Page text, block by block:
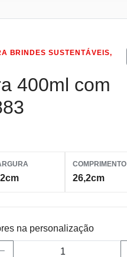
BRINDES SUSTENTÁVEIS,
400ml com
COMPRIMENTO
26,2cm
na personalização